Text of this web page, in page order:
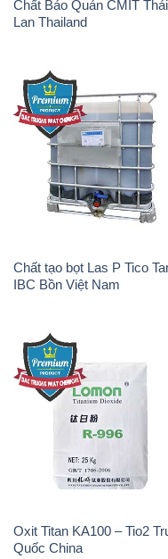
Chất Bảo Quản CMIT Thái
Lan Thailand
Chất tạo bọt Las P Tico
IBC Bồn Việt Nam
Oxit Titan KA100 – Tio2
Quốc China